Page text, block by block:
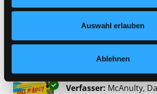
Nähere Informationen finden Sie in
Auswahl erlauben
Ablehnen
Verlag:München,
Thaler
Exemplar-Details von
Mediengruppe:
Tagebuch eines
Naturforschers
Verfasser: McAnulty,